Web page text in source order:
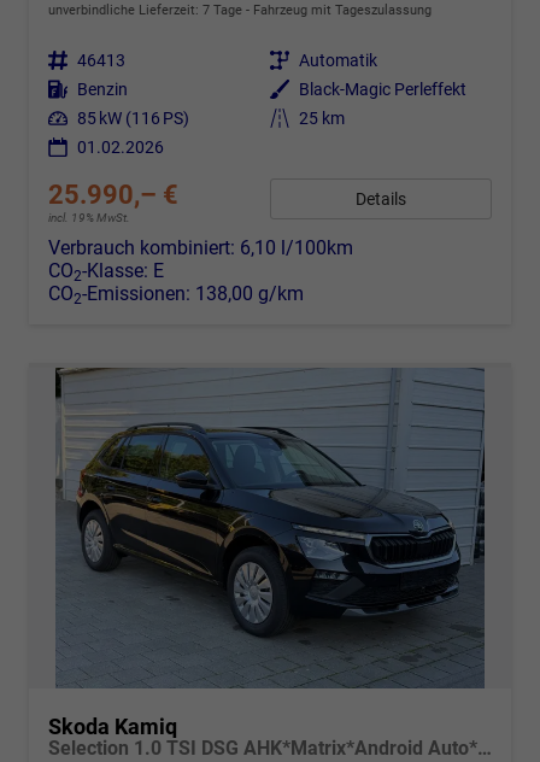
unverbindliche Lieferzeit: 7 Tage Fahrzeug mit Tageszulassung
Fahrzeugnr. 46413 Getriebe Automatik
Kraftstoff Benzin Außenfarbe Black-Magic Perleffekt
Leistung 85 kW (116 PS) Kilometerstand 25 km
01.02.2026
25.990,– €
incl. 19% MwSt.
Details
Verbrauch kombiniert: 6,10 l/100km
CO2-Klasse: E
CO2-Emissionen: 138,00 g/km
Skoda Kamiq
Selection 1.0 TSI DSG AHK*Matrix*Android Auto*SHZ*Kamera*Keyless*2Z Klimaauto*